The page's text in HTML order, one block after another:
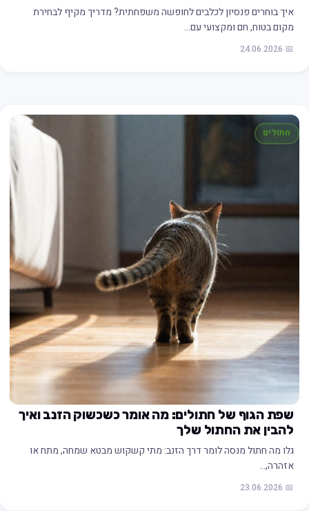
איך בוחרים פנסיון לכלבים לחופשה משפחתית? מדריך מקיף לבחירת
מקום בטוח, חם ומקצועי עם…
📅 24.06.2026
חתולים
שפת הגוף של חתולים: מה אומר כשכשוק הזנב ואיך
להבין את החתול שלך
גלו מה חתול מנסה לומר דרך הזנב: מתי קשקוש מבטא שמחה, מתח או
אזהרה,…
📅 23.06.2026